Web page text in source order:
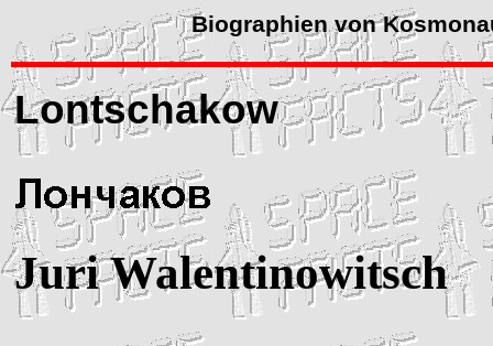
Biographien von
Lontschakow
Juri Walentinowitsch